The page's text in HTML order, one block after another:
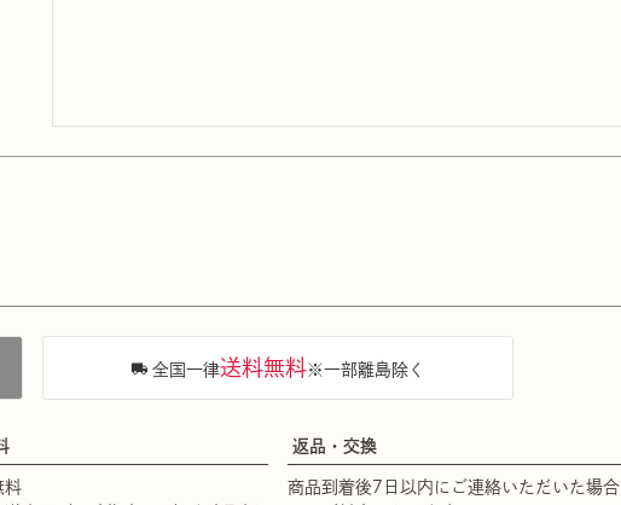
全国一律送料無料※一部離島除く
料
返品・交換
商品到着後7日以内にご連絡いただいた場合